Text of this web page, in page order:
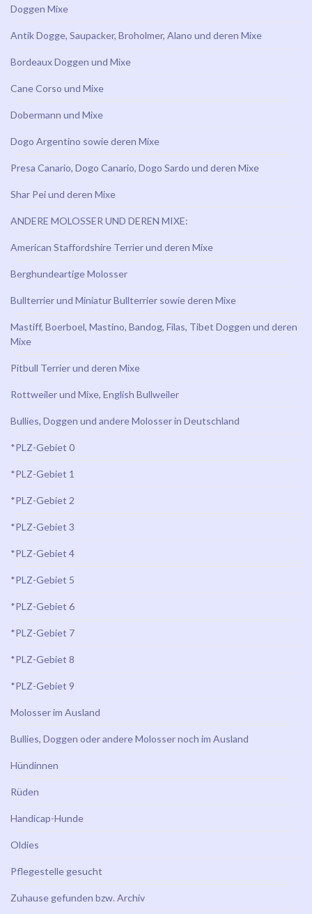
Doggen Mixe
Antik Dogge, Saupacker, Broholmer, Alano und deren Mixe
Bordeaux Doggen und Mixe
Cane Corso und Mixe
Dobermann und Mixe
Dogo Argentino sowie deren Mixe
Presa Canario, Dogo Canario, Dogo Sardo und deren Mixe
Shar Pei und deren Mixe
ANDERE MOLOSSER UND DEREN MIXE:
American Staffordshire Terrier und deren Mixe
Berghundeartige Molosser
Bullterrier und Miniatur Bullterrier sowie deren Mixe
Mastiff, Boerboel, Mastino, Bandog, Filas, Tibet Doggen und deren
Mixe
Pitbull Terrier und deren Mixe
Rottweiler und Mixe, English Bullweiler
Bullies, Doggen und andere Molosser in Deutschland
*PLZ-Gebiet 0
*PLZ-Gebiet 1
*PLZ-Gebiet 2
*PLZ-Gebiet 3
*PLZ-Gebiet 4
*PLZ-Gebiet 5
*PLZ-Gebiet 6
*PLZ-Gebiet 7
*PLZ-Gebiet 8
*PLZ-Gebiet 9
Molosser im Ausland
Bullies, Doggen oder andere Molosser noch im Ausland
Hündinnen
Rüden
Handicap-Hunde
Oldies
Pflegestelle gesucht
Zuhause gefunden bzw. Archiv